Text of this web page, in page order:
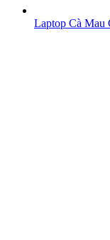
Laptop Cà Mau